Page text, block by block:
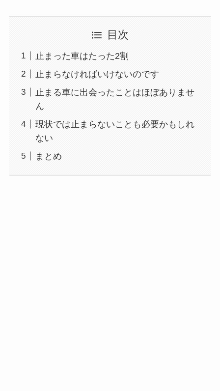
目次
止まった車はたった2割
止まらなければいけないのです
止まる車に出会ったことはほぼありませ
ん
現状では止まらないことも必要かもしれ
ない
まとめ